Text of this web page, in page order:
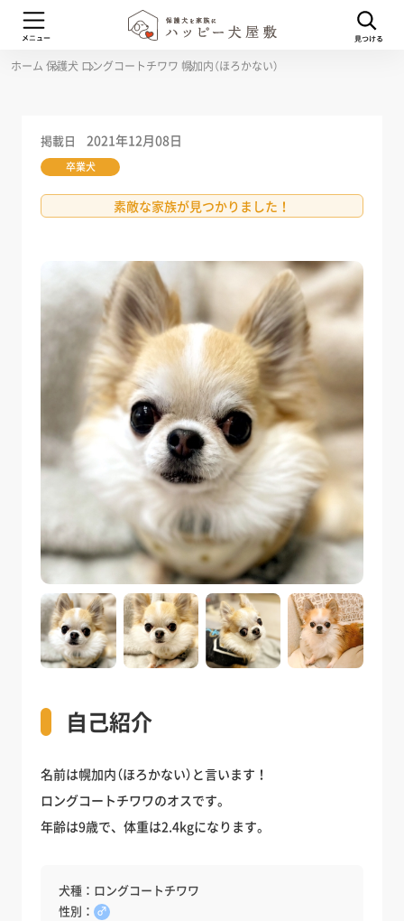
ホーム 保護犬 ロングコートチワワ 幌加内（ほろかない）
掲載日 2021年12月08日
卒業犬
素敵な家族が見つかりました！
自己紹介
名前は幌加内（ほろかない）と言います！
ロングコートチワワのオスです。
年齢は9歳で、体重は2.4kgになります。
犬種：ロングコートチワワ
性別：♂